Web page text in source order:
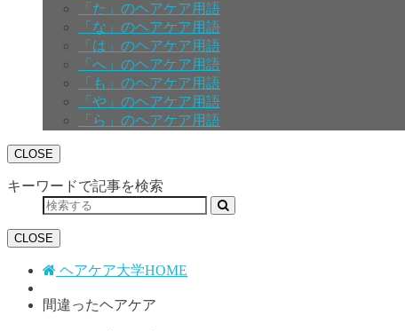
「た」のヘアケア用語
「な」のヘアケア用語
「は」のヘアケア用語
「へ」のヘアケア用語
「も」のヘアケア用語
「や」のヘアケア用語
「ら」のヘアケア用語
CLOSE
キーワードで記事を検索
CLOSE
ヘアケア大学HOME
間違ったヘアケア